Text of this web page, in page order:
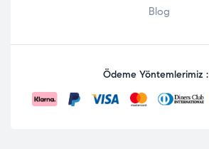
Blog
Ödeme Yöntemlerimiz :